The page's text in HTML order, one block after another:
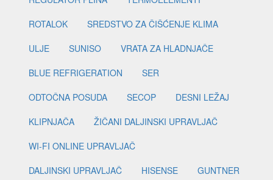
ROTALOK
SREDSTVO ZA ČIŠĆENJE KLIMA
ULJE
SUNISO
VRATA ZA HLADNJAČE
BLUE REFRIGERATION
SER
ODTOČNA POSUDA
SECOP
DESNI LEŽAJ
KLIPNJAČA
ŽIČANI DALJINSKI UPRAVLJAČ
WI-FI ONLINE UPRAVLJAČ
DALJINSKI UPRAVLJAČ
HISENSE
GUNTNER